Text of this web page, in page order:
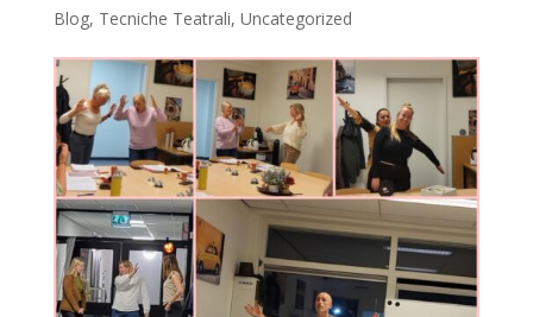
Blog, Tecniche Teatrali, Uncategorized